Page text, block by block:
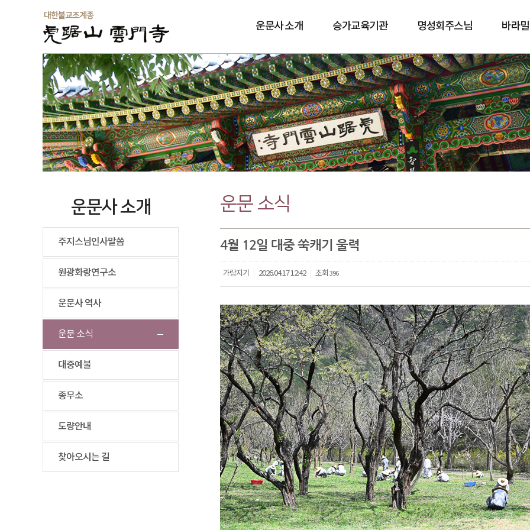
운문사 소개 승가교육기관 명성회주스님 바라
솔바람길
운문사 소개
주지스님인사말씀
원광화랑연구소
운문사 역사
운문 소식
대중예불
종무소
도량안내
찾아오시는 길
운문 소식
4월 12일 대중 쑥캐기 울력
가람지기 2026.04.17 12:42 조회 396